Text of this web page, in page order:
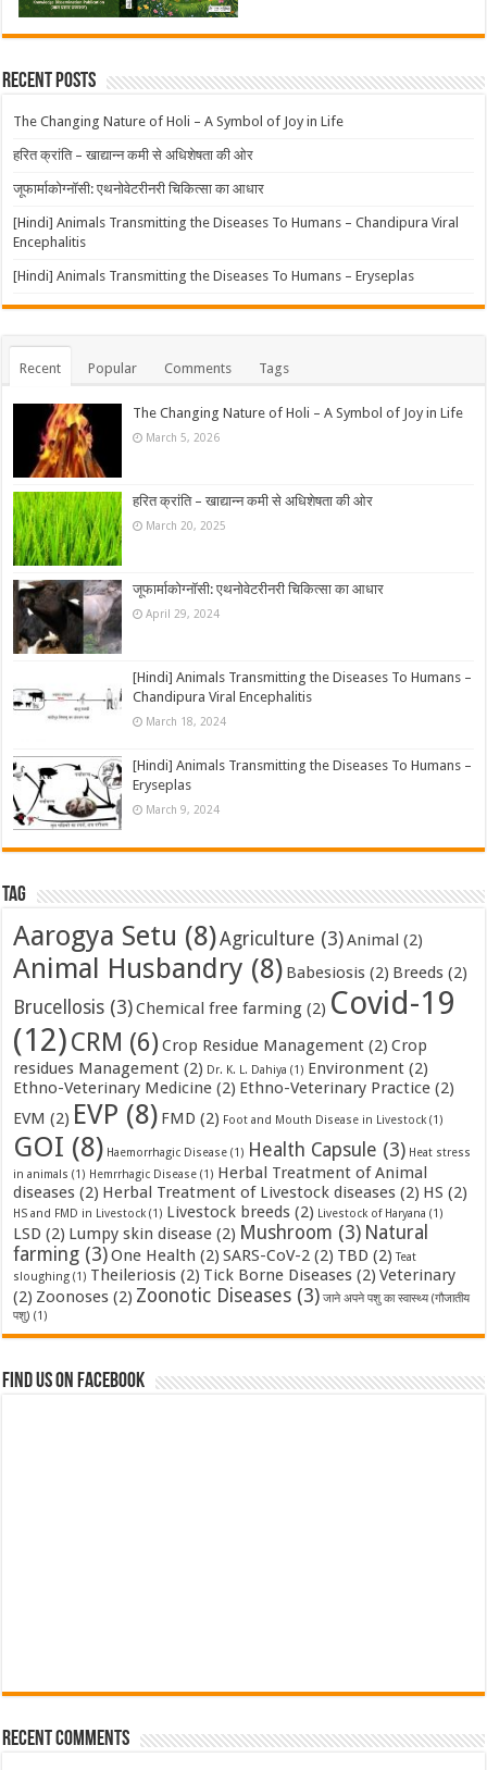
Recent Posts
The Changing Nature of Holi – A Symbol of Joy in Life
हरित क्रांति – खाद्यान्न कमी से अधिशेषता की ओर
जूफार्माकोग्नॉसी: एथनोवेटरीनरी चिकित्सा का आधार
[Hindi] Animals Transmitting the Diseases To Humans – Chandipura Viral
Encephalitis
[Hindi] Animals Transmitting the Diseases To Humans – Eryseplas
Recent Popular Comments Tags
The Changing Nature of Holi – A Symbol of Joy in Life
March 5, 2026
हरित क्रांति – खाद्यान्न कमी से अधिशेषता की ओर
March 20, 2025
जूफार्माकोग्नॉसी: एथनोवेटरीनरी चिकित्सा का आधार
April 29, 2024
[Hindi] Animals Transmitting the Diseases To Humans –
Chandipura Viral Encephalitis
March 18, 2024
[Hindi] Animals Transmitting the Diseases To Humans –
Eryseplas
March 9, 2024
Tag
Aarogya Setu (8)Agriculture (3)Animal (2)
Animal Husbandry (8) Babesiosis (2) Breeds (2)
Brucellosis (3)Chemical free farming (2) Covid-19
(12)CRM (6) Crop Residue Management (2) Crop
residues Management (2) Dr. K. L. Dahiya (1) Environment (2)
Ethno-Veterinary Medicine (2) Ethno-Veterinary Practice (2)
EVM (2) EVP (8) FMD (2) Foot and Mouth Disease in Livestock(1)
GOI (8) Haemorrhagic Disease (1) Health Capsule (3) Heat stress
in animals (1) Hemrrhagic Disease (1) Herbal Treatment of Animal
diseases (2) Herbal Treatment of Livestock diseases (2) HS (2)
HS and FMD in Livestock(1) Livestock breeds (2) Livestock of Haryana (1)
LSD (2) Lumpy skin disease (2) Mushroom (3) Natural
farming (3)One Health (2) SARS-CoV-2 (2) TBD (2) Teat
sloughing (1) Theileriosis (2) Tick Borne Diseases (2) Veterinary
(2) Zoonoses (2) Zoonotic Diseases (3) जाने अपने पशु का स्वास्थ्य (गौजातीय
पशु) (1)
Find us on Facebook
Recent Comments